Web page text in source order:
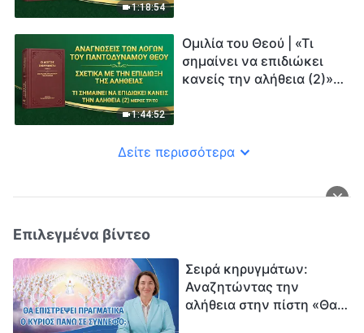
1:18:54
1:44:52
Ομιλία του Θεού | «Τι
σημαίνει να επιδιώκει
κανείς την αλήθεια (2)»
Δείτε περισσότερα
Επιλεγμένα βίντεο
Σειρά κηρυγμάτων:
Αναζητώντας την
αλήθεια στην πίστη «Θα